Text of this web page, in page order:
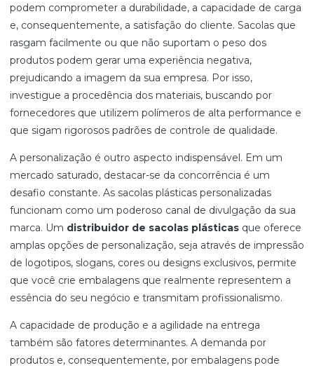
podem comprometer a durabilidade, a capacidade de carga
e, consequentemente, a satisfação do cliente. Sacolas que
rasgam facilmente ou que não suportam o peso dos
produtos podem gerar uma experiência negativa,
prejudicando a imagem da sua empresa. Por isso,
investigue a procedência dos materiais, buscando por
fornecedores que utilizem polímeros de alta performance e
que sigam rigorosos padrões de controle de qualidade.
A personalização é outro aspecto indispensável. Em um
mercado saturado, destacar-se da concorrência é um
desafio constante. As sacolas plásticas personalizadas
funcionam como um poderoso canal de divulgação da sua
marca. Um distribuidor de sacolas plásticas que oferece
amplas opções de personalização, seja através de impressão
de logotipos, slogans, cores ou designs exclusivos, permite
que você crie embalagens que realmente representem a
essência do seu negócio e transmitam profissionalismo.
A capacidade de produção e a agilidade na entrega
também são fatores determinantes. A demanda por
produtos e, consequentemente, por embalagens pode